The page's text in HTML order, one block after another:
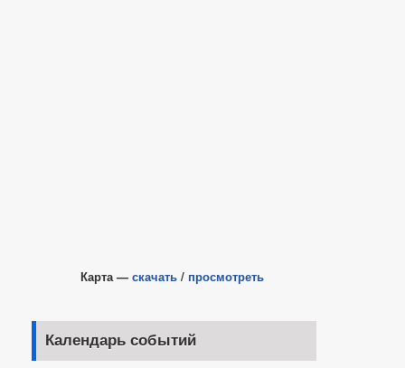
Карта — скачать / просмотреть
Календарь событий